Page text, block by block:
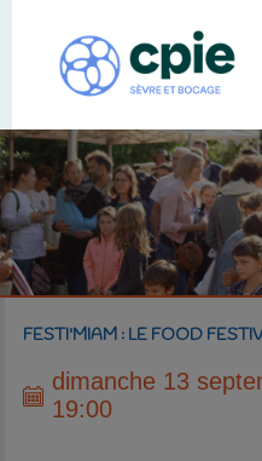
FESTI'MIAM : LE FOOD
dimanche 13
19:00